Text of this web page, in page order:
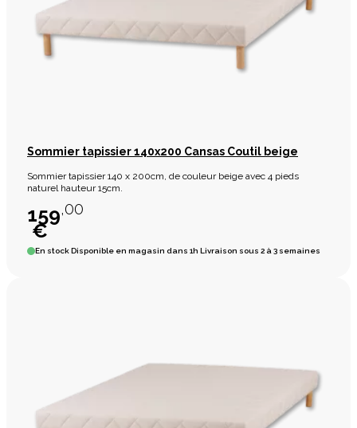
Sommier tapissier 140x200 Cansas Coutil beige
Sommier tapissier 140 x 200cm, de couleur beige avec 4 pieds
naturel hauteur 15cm.
159,00
€
En stockDisponible en magasin dans 1h Livraison sous 2 à 3 semaines